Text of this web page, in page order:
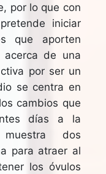
por lo que con
iniciar
que aporten
acerca de una
por ser un
se centra en
cambios que
días a la
dos
para atraer al
los óvulos